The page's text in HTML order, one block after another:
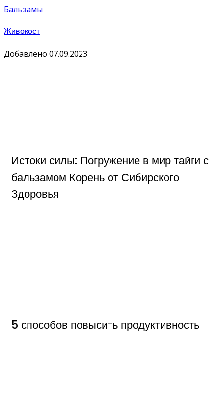
Бальзамы
Живокост
Добавлено 07.09.2023
Истоки силы: Погружение в мир тайги с
бальзамом Корень от Сибирского
Здоровья
5 способов повысить продуктивность